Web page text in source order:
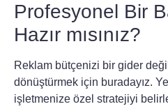
Profesyonel Bir
Hazır mısınız?
Reklam bütçenizi bir gider
dönüştürmek için buradayız.
işletmenize özel stratejiyi